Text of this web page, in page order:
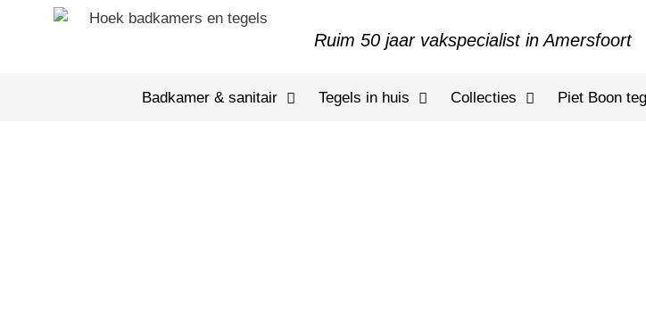
Ruim 50 jaar vakspecialist in Amersfoort
Badkamer & sanitair Tegels in huis Collecties Piet Boon